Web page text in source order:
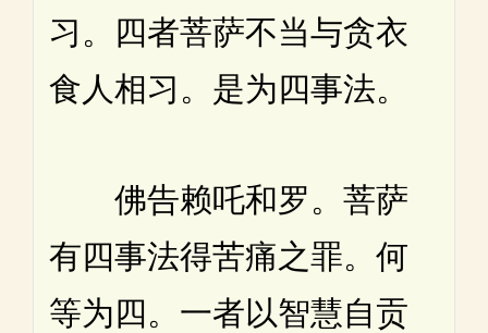
习。四者菩萨不当与贪衣
食人相习。是为四事法。
佛告赖吒和罗。菩萨
有四事法得苦痛之罪。何
等为四。一者以智慧自贡